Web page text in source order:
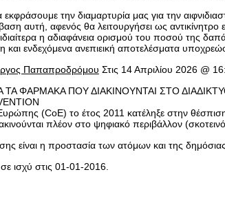
την διαμαρτυρία μας για την
αυτή, αφενός θα λειτουργήσει ως αντικίνητρο
η αδιαφάνεια ορισμού του ποσού της
και ενδεχόμενα ανεπιεική αποτελέσματα
Παπαπροδρόμου Στις 14 Απριλίου 2026 @
ΦΑΡΜΑΚΑ ΠΟΥ ΔΙΑΚΙΝΟΥΝΤΑΙ ΣΤΟ
(CoE) το έτος 2011 κατέληξε στην
πλέον στο ψηφιακό περιβάλλον (σκοτεινό
είναι η προστασία των ατόμων και της δημόσιας
ισχύ στις 01-01-2016.